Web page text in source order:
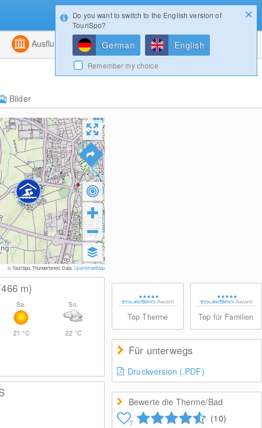
Kombiniert
Ausflugsziele Magazin
Bilder
© Therme Erding GmbH
© TouriSpo, Thunderforest, Data:OpenStreetMap
Top Therme Top für Familien
Für unterwegs
Druckversion (.PDF)
Bewerte die Therme/Bad
7 (10)
m)
Sa.
21°C
So.
22 °C
Login
Do you want to switch to the English version of
TouriSpo?
German English
Remember my choice
Konfigurator Gewinnspiele